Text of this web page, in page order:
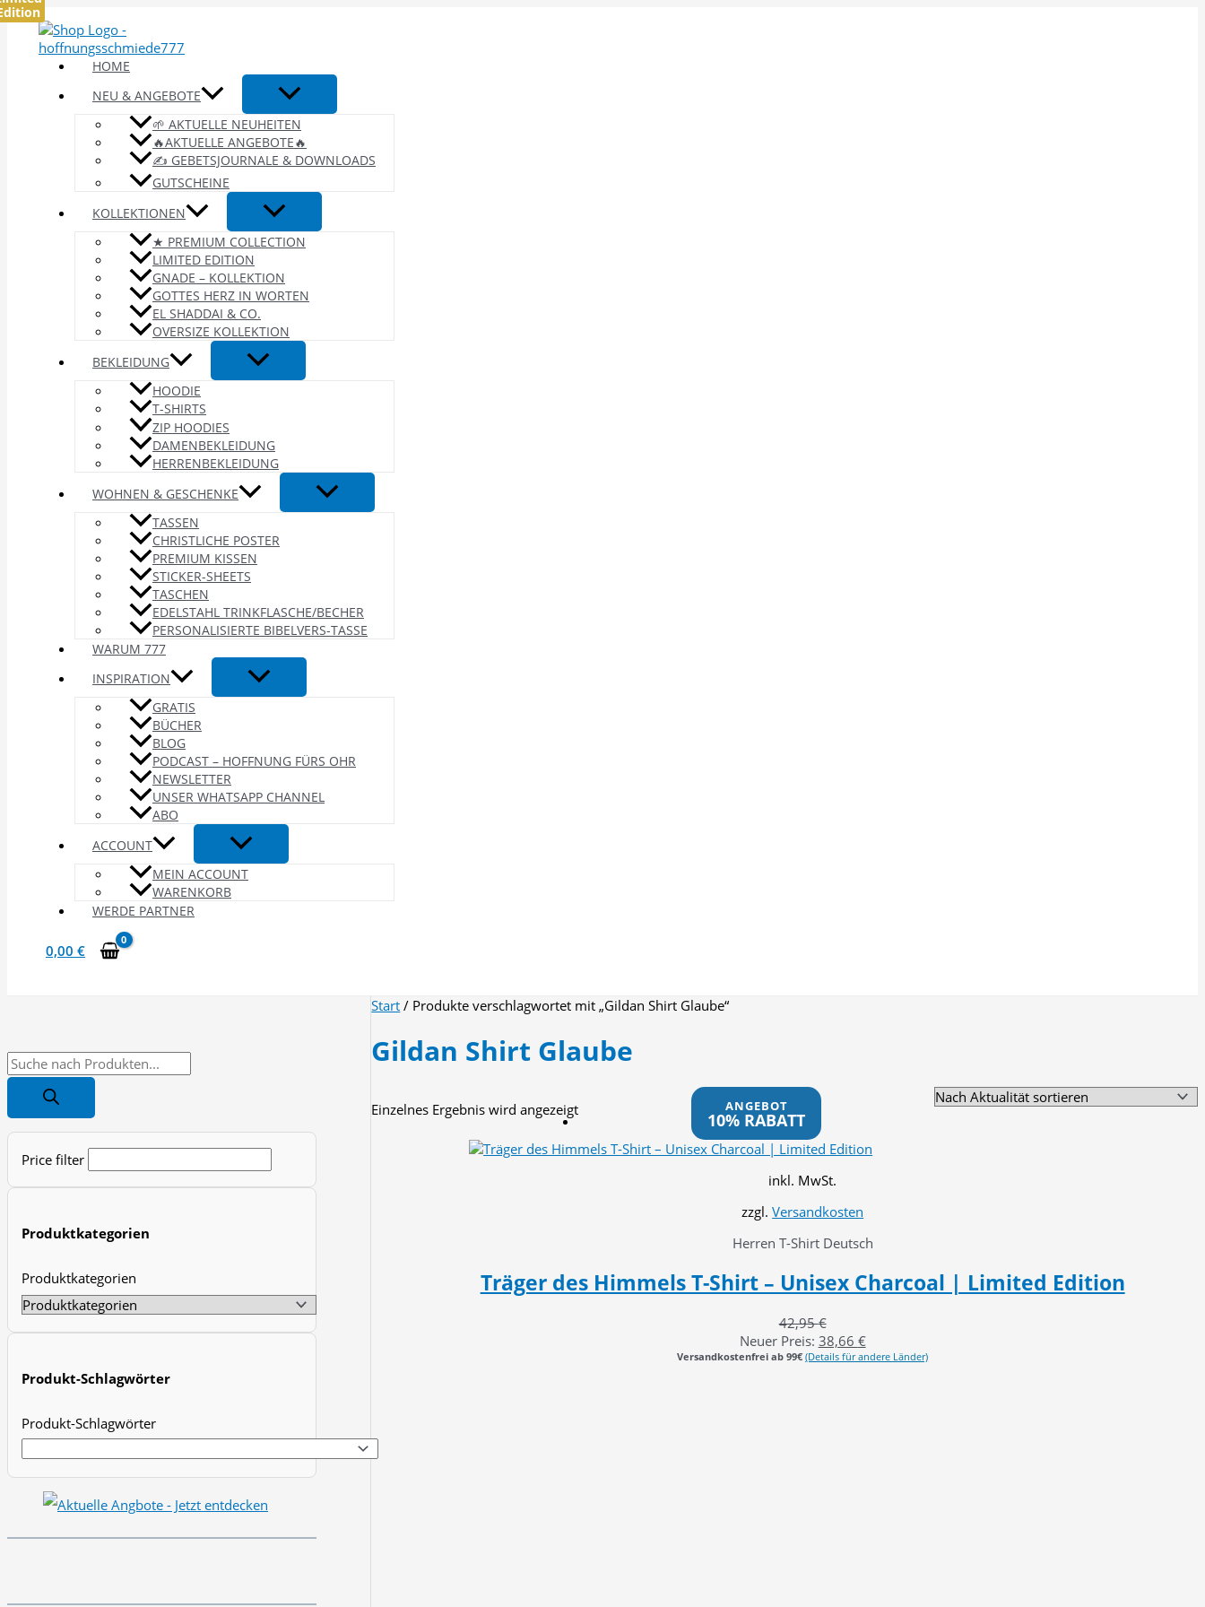
Zum
Inhalt
springen
HOME
NEU & ANGEBOTE
🌱 AKTUELLE NEUHEITEN
🔥AKTUELLE ANGEBOTE🔥
✍️ GEBETSJOURNALE & DOWNLOADS
GUTSCHEINE
KOLLEKTIONEN
★ PREMIUM COLLECTION
LIMITED EDITION
GNADE – KOLLEKTION
GOTTES HERZ IN WORTEN
EL SHADDAI & CO.
OVERSIZE KOLLEKTION
BEKLEIDUNG
HOODIE
T-SHIRTS
ZIP HOODIES
DAMENBEKLEIDUNG
HERRENBEKLEIDUNG
WOHNEN & GESCHENKE
TASSEN
CHRISTLICHE POSTER
PREMIUM KISSEN
STICKER-SHEETS
TASCHEN
EDELSTAHL TRINKFLASCHE/BECHER
PERSONALISIERTE BIBELVERS-TASSE
WARUM 777
INSPIRATION
GRATIS
BÜCHER
BLOG
PODCAST – HOFFNUNG FÜRS OHR
NEWSLETTER
UNSER WHATSAPP CHANNEL
ABO
ACCOUNT
MEIN ACCOUNT
WARENKORB
WERDE PARTNER
0,00 €
P
o
c
a
Price filter
Produktkategorien
Produktkategorien
Produkt-Schlagwörter
Produkt-Schlagwörter
Start / Produkte verschlagwortet mit „Gildan Shirt Glaube“
Gildan Shirt Glaube
Einzelnes Ergebnis wird angezeigt ANGEBOT
10% RABATT
inkl. MwSt.
zzgl.Versandkosten
Herren T-Shirt Deutsch
Träger des Himmels T-Shirt – Unisex Charcoal | Limited Edition
42,95€
Neuer Preis: 38,66 €
Versandkostenfrei ab 99€ (Details für andere Länder)